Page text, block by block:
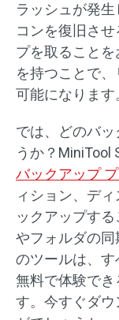
ラッシュが発
コンを復旧さ
プを取ること
を持つことで
可能になります
では、どのバ
うか？MiniTool
バックアップ
ィション、デ
ックアップす
やフォルダの
のツールは、
無料で体験でき
す。今すぐダ